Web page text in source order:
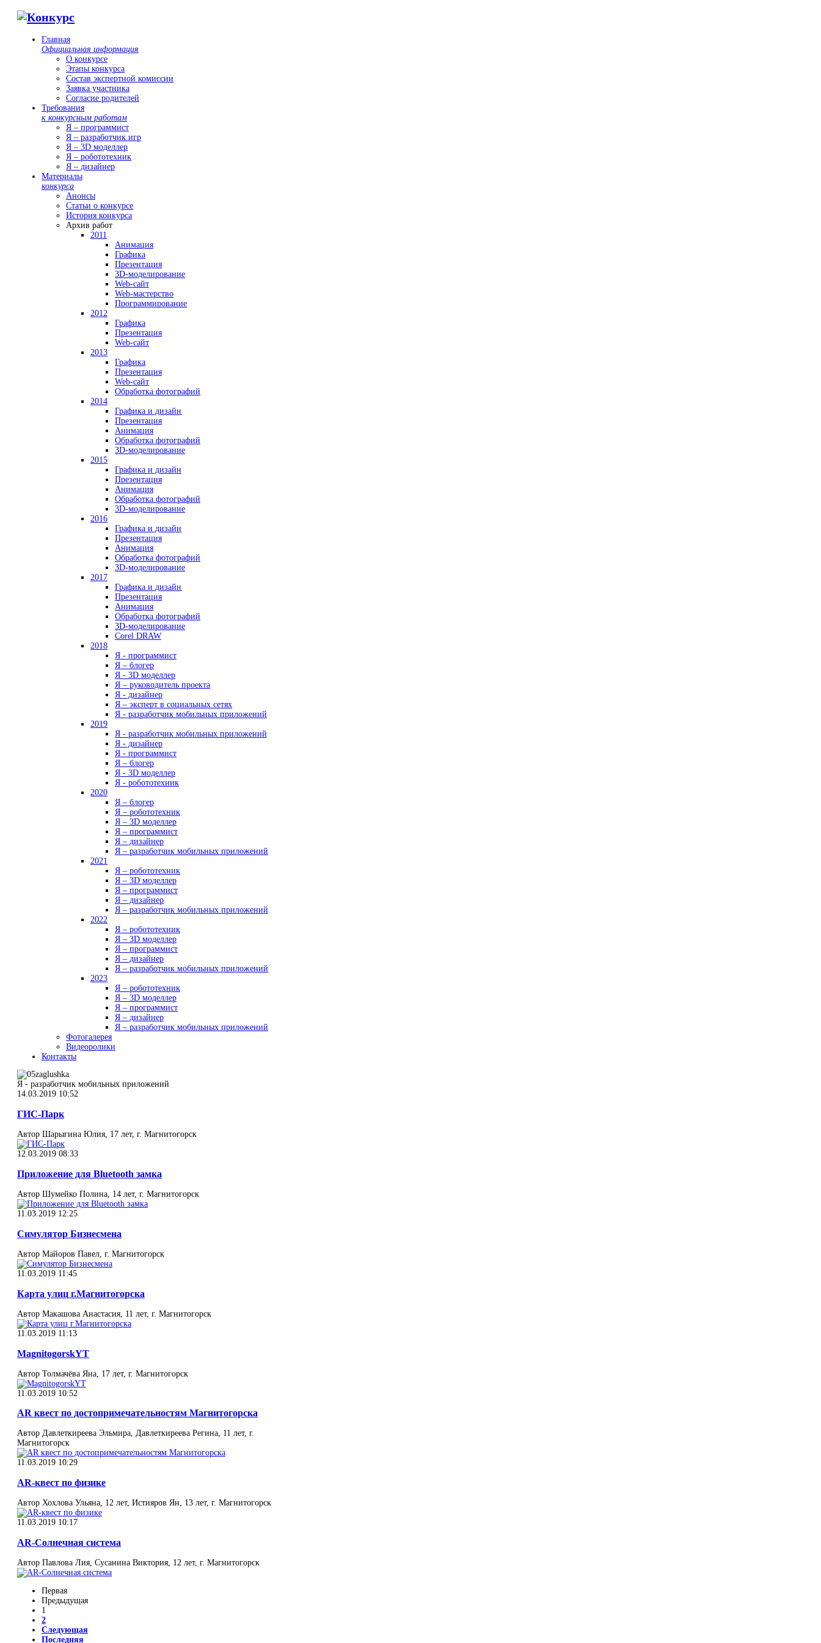
Главная
Официальная информация
О конкурсе
Этапы конкурса
Состав экспертной комиссии
Заявка участника
Согласие родителей
Требования
к конкурсным работам
Я – программист
Я – разработчик игр
Я – 3D моделлер
Я – робототехник
Я – дизайнер
Материалы
конкурса
Анонсы
Статьи о конкурсе
История конкурса
Архив работ
2011
Анимация
Графика
Презентация
3D-моделирование
Web-сайт
Web-мастерство
Программирование
2012
Графика
Презентация
Web-сайт
2013
Графика
Презентация
Web-сайт
Обработка фотографий
2014
Графика и дизайн
Презентация
Анимация
Обработка фотографий
3D-моделирование
2015
Графика и дизайн
Презентация
Анимация
Обработка фотографий
3D-моделирование
2016
Графика и дизайн
Презентация
Анимация
Обработка фотографий
3D-моделирование
2017
Графика и дизайн
Презентация
Анимация
Обработка фотографий
3D-моделирование
Corel DRAW
2018
Я - программист
Я – блогер
Я - 3D моделлер
Я – руководитель проекта
Я - дизайнер
Я – эксперт в социальных сетях
Я - разработчик мобильных приложений
2019
Я - разработчик мобильных приложений
Я - дизайнер
Я - программист
Я – блогер
Я - 3D моделлер
Я - робототехник
2020
Я – блогер
Я – робототехник
Я – 3D моделлер
Я – программист
Я – дизайнер
Я – разработчик мобильных приложений
2021
Я – робототехник
Я – 3D моделлер
Я – программист
Я – дизайнер
Я – разработчик мобильных приложений
2022
Я – робототехник
Я – 3D моделлер
Я – программист
Я – дизайнер
Я – разработчик мобильных приложений
2023
Я – робототехник
Я – 3D моделлер
Я – программист
Я – дизайнер
Я – разработчик мобильных приложений
Фотогалерея
Видеоролики
Контакты
Я - разработчик мобильных приложений
14.03.2019 10:52
ГИС-Парк
Автор Шарыгина Юлия, 17 лет, г. Магнитогорск
12.03.2019 08:33
Приложение для Bluetooth замка
Автор Шумейко Полина, 14 лет, г. Магнитогорск
11.03.2019 12:25
Симулятор Бизнесмена
Автор Майоров Павел, г. Магнитогорск
11.03.2019 11:45
Карта улиц г.Магнитогорска
Автор Макашова Анастасия, 11 лет, г. Магнитогорск
11.03.2019 11:13
MagnitogorskYT
Автор Толмачёва Яна, 17 лет, г. Магнитогорск
11.03.2019 10:52
AR квест по достопримечательностям Магнитогорска
Автор Давлеткиреева Эльмира, Давлеткиреева Регина, 11 лет, г.
Магнитогорск
11.03.2019 10:29
AR-квест по физике
Автор Хохлова Ульяна, 12 лет, Истияров Ян, 13 лет, г. Магнитогорск
11.03.2019 10:17
AR-Солнечная система
Автор Павлова Лия, Сусанина Виктория, 12 лет, г. Магнитогорск
Первая
Предыдущая
1
2
Следующая
Последняя